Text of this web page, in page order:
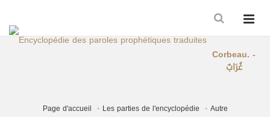
Corbeau. -
غُرَابٌ
Page d'accueil Les parties de l'encyclopédie Autre